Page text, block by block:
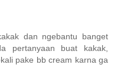
dan ngebantu banget
pertanyaan buat kakak,
pake bb cream karna ga